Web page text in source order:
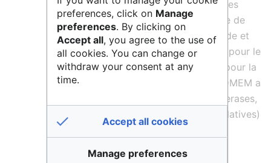
biochimie. Les principales finalités de ces
recherches s’inscrivent dans le domaine de
l’agronomie pour la production de viande et
produits carnés, mais aussi de la santé pour le
traitement de pathologies et du sport pour la
maîtrise de la performance physique. DMEM a
créé la base de données ESTHER (ESTerases,
alpha/beta-Hydrolase Enzymes and Relatives)
qui intéresse plusieurs domaines agro-
preferences, click on Manage
preferences. By clicking on
Accept all, you agree to the use of
all cookies. You can change or
withdraw your consent at any
time.
Accept all cookies
Manage preferences